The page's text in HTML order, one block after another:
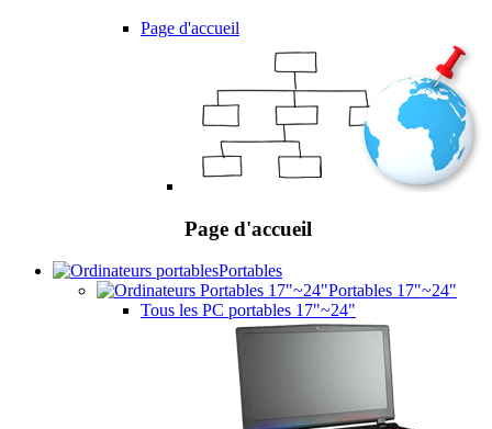
Page d'accueil
Page d'accueil
Portables
Portables 17"~24"
Tous les PC portables 17"~24"